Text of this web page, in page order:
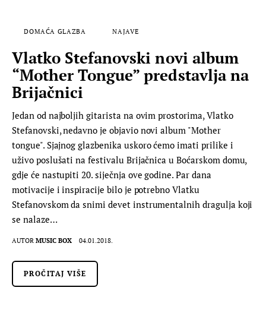
DOMAĆA GLAZBA NAJAVE
Vlatko Stefanovski novi album
“Mother Tongue” predstavlja na
Brijačnici
Jedan od najboljih gitarista na ovim prostorima, Vlatko
Stefanovski, nedavno je objavio novi album "Mother
tongue". Sjajnog glazbenika uskoro ćemo imati prilike i
uživo poslušati na festivalu Brijačnica u Boćarskom domu,
gdje će nastupiti 20. siječnja ove godine. Par dana
motivacije i inspiracije bilo je potrebno Vlatku
Stefanovskom da snimi devet instrumentalnih dragulja koji
se nalaze…
AUTOR MUSIC BOX 04.01.2018.
PROČITAJ VIŠE